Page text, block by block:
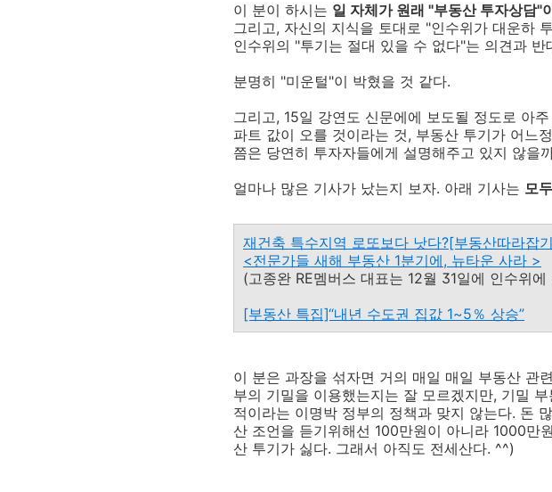
이 분이 하시는 일 자체가 원래 "부동산 투자상담"
그리고, 자신의 지식을 토대로 "인수위가 대운하
인수위의 "투기는 절대 있을 수 없다"는 의견과 반
분명히 "미운털"이 박혔을 것 같다.
그리고, 15일 강연도 신문에에 보도될 정도로 아
파트 값이 오를 것이라는 것, 부동산 투기가 어느
쯤은 당연히 투자자들에게 설명해주고 있지 않을
얼마나 많은 기사가 났는지 보자. 아래 기사는 모
재건축 특수지역 로또보다 낫다?[부동산따라잡
<전문가들 새해 부동산 1분기에, 뉴타운 사라 >
(고종완 RE멤버스 대표는 12월 31일에 인수위에
[부동산 특집]“내년 수도권 집값 1~5％ 상승”
이 분은 과장을 섞자면 거의 매일 매일 부동산 관
부의 기밀을 이용했는지는 잘 모르겠지만, 기밀
적이라는 이명박 정부의 정책과 맞지 않는다. 돈
산 조언을 듣기위해선 100만원이 아니라 1000만
산 투기가 싫다. 그래서 아직도 전세산다. ^^)